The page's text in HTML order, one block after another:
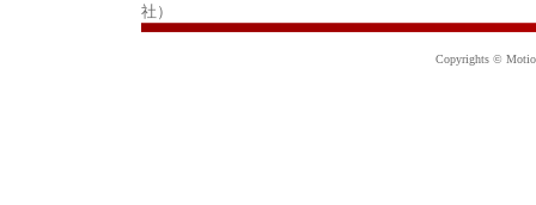
社）
Copyrights ©